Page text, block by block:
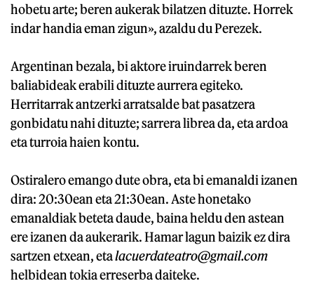
hobetu arte; beren aukerak bilatzen dituzte. Horrek
indar handia eman zigun», azaldu du Perezek.
Argentinan bezala, bi aktore iruindarrek beren
baliabideak erabili dituzte aurrera egiteko.
Herritarrak antzerki arratsalde bat pasatzera
gonbidatu nahi dituzte; sarrera librea da, eta ardoa
eta turroia haien kontu.
Ostiralero emango dute obra, eta bi emanaldi izanen
dira: 20:30ean eta 21:30ean. Aste honetako
emanaldiak beteta daude, baina heldu den astean
ere izanen da aukerarik. Hamar lagun baizik ez dira
sartzen etxean, etalacuerdateatro@gmail.com
helbidean tokia erreserba daiteke.